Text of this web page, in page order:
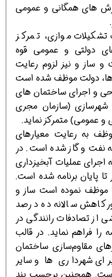
های همگانی و عمومی
حذف تشکیلات موازی، تمرکز
دولتی و عمومی قوه
و ساز و نیز لزوم رعایت
دولت موظف شده است
و اجرای ساختمان های
شهرسازی (سازمان مجری
عمومی) متمرکز نماید.
نفت موظف به رعایت معیارهای
نفت و گاز شده است. در
مکلف به اجرای عملیات آبخیزداری
پایان برنامه شده است.
دولت را موظف نموده است ساز و
کاهش سالانه ده درصد
از تصادفات رانندگی در
را فراهم نماید. در قالب
راهكارهای مقاوم‌سازی ساختمان
شهرداری ها و سایر